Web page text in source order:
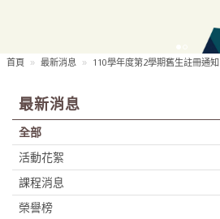
首頁 最新消息 110學年度第2學期舊生註冊通知
最新消息
全部
活動花絮
課程消息
榮譽榜